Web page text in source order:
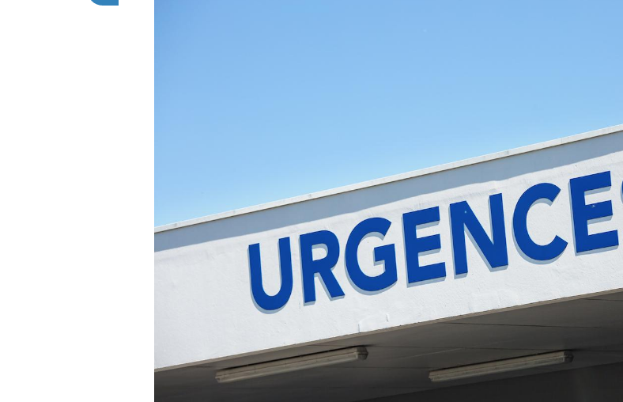
Chikungunya, dengue,
West Nile : que se passe-
t-il dans le sud de la
France ?
Les médicaments GLP-1
protègent-ils aussi les os
change dans la prise en
charge des femmes
enceintes
La sieste empêche-t-elle
de dormir la nuit ?
VIH : la fin du comprimé
tous les jours se profile-t-